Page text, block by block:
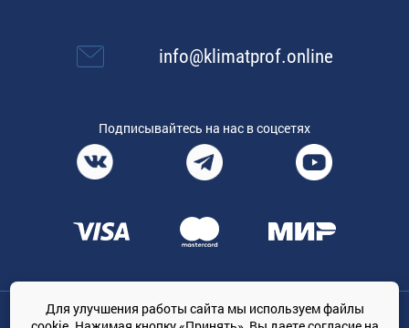
info@klimatprof.online
Подписывайтесь на нас в соцсетях
Общество с ограниченной ответственностью «ТРЕЙДКОН», ОГРН:
Для улучшения работы сайта мы используем файлы